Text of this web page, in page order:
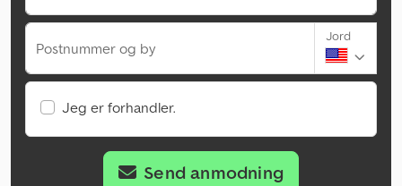
Postnummer og by
Jord
Jeg er forhandler.
Send anmodning